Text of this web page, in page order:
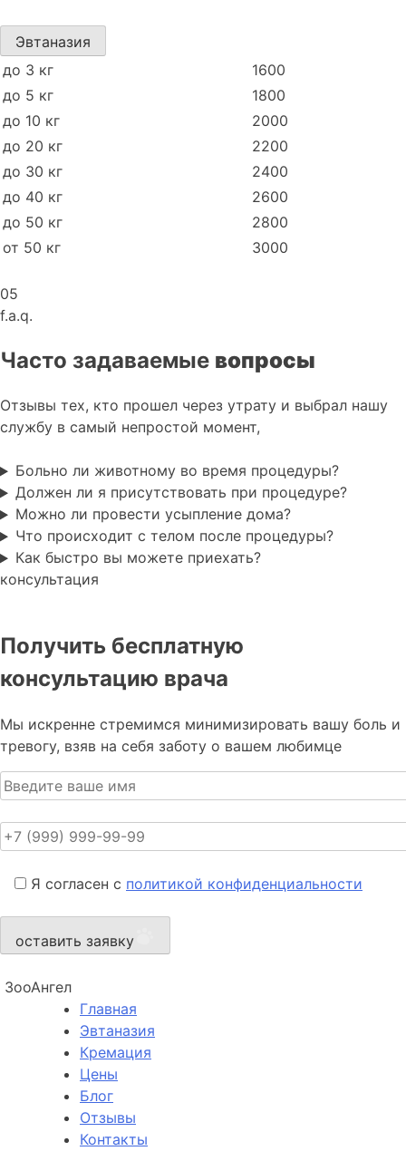
Эвтаназия
до 3 кг
1600
до 5 кг
1800
до 10 кг
2000
до 20 кг
2200
до 30 кг
2400
до 40 кг
2600
до 50 кг
2800
от 50 кг
3000
05
f.a.q.
Часто задаваемые вопросы
Отзывы тех, кто прошел через утрату и выбрал нашу
службу в самый непростой момент,
Больно ли животному во время процедуры?
Должен ли я присутствовать при процедуре?
Можно ли провести усыпление дома?
Что происходит с телом после процедуры?
Как быстро вы можете приехать?
консультация
Получить бесплатную
консультацию врача
Мы искренне стремимся минимизировать вашу боль и
тревогу, взяв на себя заботу о вашем любимце
Я согласен с политикой конфиденциальности
оставить заявку
ЗооАнгел
Главная
Эвтаназия
Кремация
Цены
Блог
Отзывы
Контакты